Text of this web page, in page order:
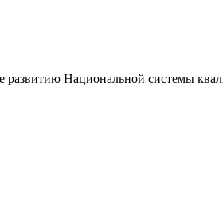
развитию Национальной системы